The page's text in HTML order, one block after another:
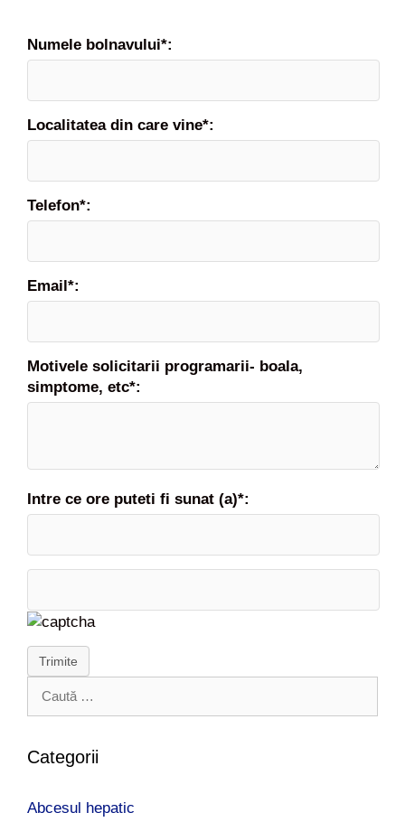
Numele bolnavului*:
Localitatea din care vine*:
Telefon*:
Email*:
Motivele solicitarii programarii- boala,
simptome, etc*:
Intre ce ore puteti fi sunat (a)*:
Trimite
t
u
Categorii
Abcesul hepatic